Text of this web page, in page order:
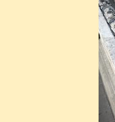
de
stèle
Cologne
soit pas